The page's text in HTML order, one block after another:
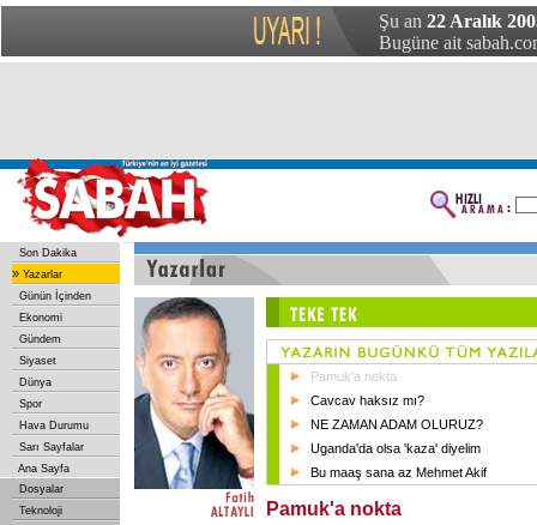
Şu an 22 Aralık
Bugüne ait
Son Dakika
» Yazarlar
Günün İçinden
Ekonomi
Gündem
Siyaset
Dünya
Spor
Hava Durumu
Sarı Sayfalar
Ana Sayfa
Dosyalar
Teknoloji
Pamuk'a nokta
Cavcav haksız mı?
NE ZAMAN ADAM OLURUZ?
Uganda'da olsa 'kaza' diyelim
Bu maaş sana az Mehmet Akif
Pamuk'a nokta